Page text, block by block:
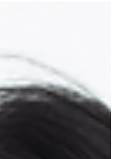
東間一貴 ミュー
タがいる街」
出演！
カル「サンタがいる街」に出演
～～～★ ミュージカル「サン